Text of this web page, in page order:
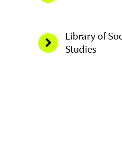
Library of
Studies